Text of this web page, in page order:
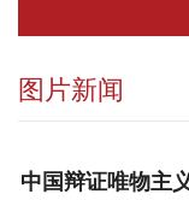
图片新闻
中国辩证唯物主